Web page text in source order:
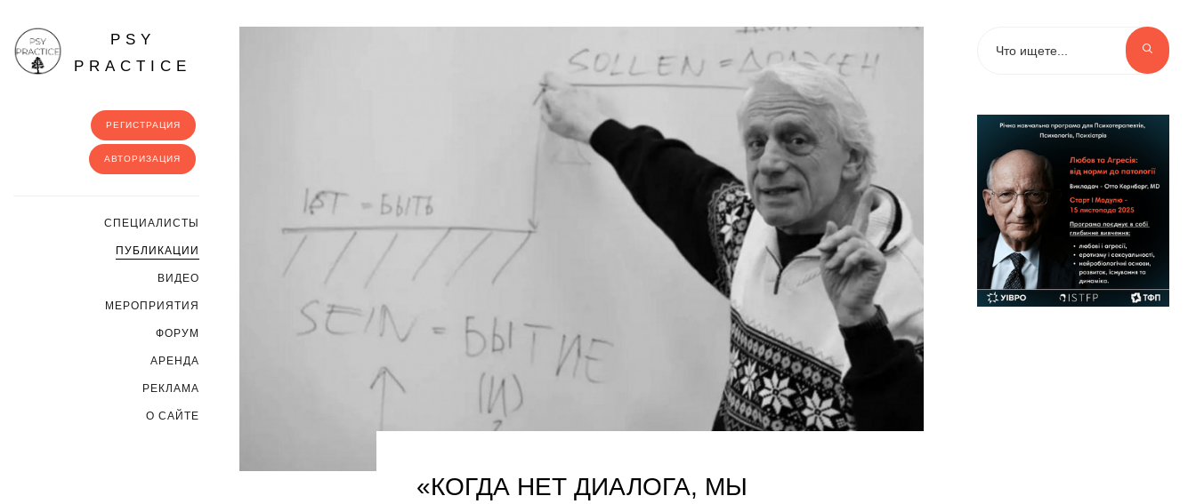
PSY
PRACTICE
РЕГИСТРАЦИЯ
АВТОРИЗАЦИЯ
CПЕЦИАЛИСТЫ
ПУБЛИКАЦИИ
ВИДЕО
МЕРОПРИЯТИЯ
ФОРУМ
АРЕНДА
РЕКЛАМА
О САЙТЕ
«КОГДА НЕТ ДИАЛОГА, МЫ